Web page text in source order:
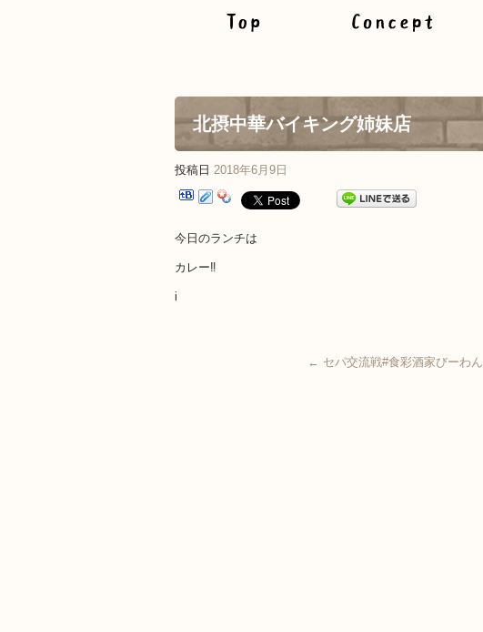
北摂中華バイキング姉妹店
投稿日 2018年6月9日
今日のランチは
カレー‼️
i
← セパ交流戦#食彩酒家びーわん